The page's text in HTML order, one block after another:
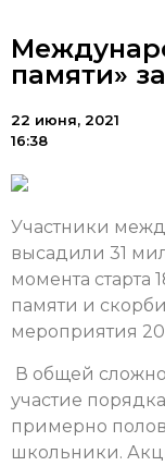
памяти»
22 июня, 2021
16:38
Участники
высадили 31
момента старта
памяти и
мероприятия
В общей
участие
примерно
школьники.